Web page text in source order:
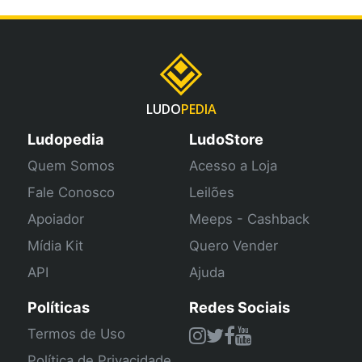
LUDOPEDIA
Ludopedia
Quem Somos
Fale Conosco
Apoiador
Mídia Kit
API
LudoStore
Acesso a Loja
Leilões
Meeps - Cashback
Quero Vender
Ajuda
Políticas
Termos de Uso
Redes Sociais